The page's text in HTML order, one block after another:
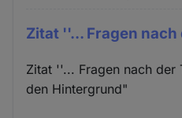
Zitat ''... Fragen nach
Zitat ''... Fragen nach der
den Hintergrund"